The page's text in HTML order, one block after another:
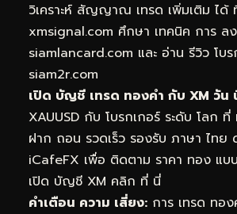
วิเคราะห์ สัญญาณ เทรด เพิ่มเติม ได้
xmsignal.com ศึกษา เทคนิค การ ล
siamlancard.com และ อ่าน รีวิว โบ
siam2r.com
เปิด บัญชี เทรด ทองคำ กับ XM วัน
XAUUSD กับ โบรกเกอร์ ระดับ โลก
ฝาก ถอน รวดเร็ว รองรับ ภาษา ไทย
iCafeFX เพื่อ ติดตาม ราคา ทอง แบ
เปิด บัญชี XM คลิก ที่ นี่
คำเตือน ความ เสี่ยง: การ เทรด ทอ